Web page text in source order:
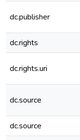
dc.publisher
dc.rights
dc.rights.uri
dc.source
dc.source